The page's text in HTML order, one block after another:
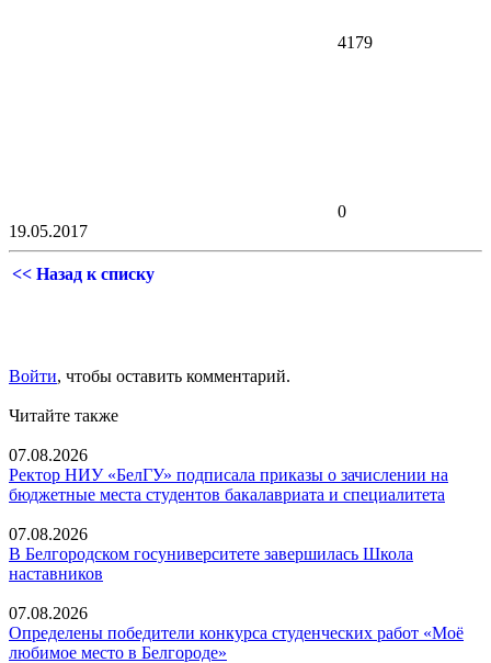
4179
0
19.05.2017
<< Назад к списку
Войти, чтобы оставить комментарий.
Читайте также
07.08.2026
Ректор НИУ «БелГУ» подписала приказы о зачислении на
бюджетные места студентов бакалавриата и специалитета
07.08.2026
В Белгородском госуниверситете завершилась Школа
наставников
07.08.2026
Определены победители конкурса студенческих работ «Моё
любимое место в Белгороде»